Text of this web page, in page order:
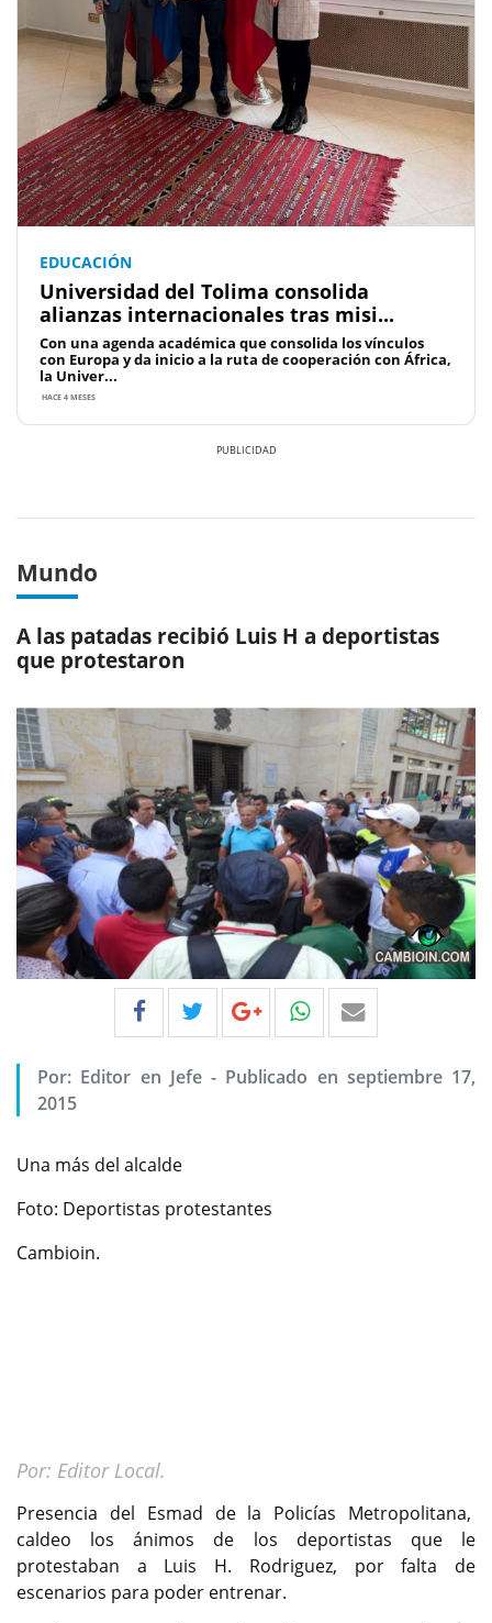
EDUCACIÓN
Universidad del Tolima consolida
alianzas internacionales tras misi...
Con una agenda académica que consolida los vínculos
con Europa y da inicio a la ruta de cooperación con África,
la Univer...
HACE 4 MESES
Mundo
A las patadas recibió Luis H a deportistas
que protestaron
Por: Editor en Jefe- Publicado en septiembre 17,
2015
Una más del alcalde
Foto: Deportistas protestantes
Cambioin.
Por: Editor Local.
Presencia del Esmad de la Policías Metropolitana,
caldeo los ánimos de los deportistas que le
protestaban a Luis H. Rodriguez, por falta de
escenarios para poder entrenar.